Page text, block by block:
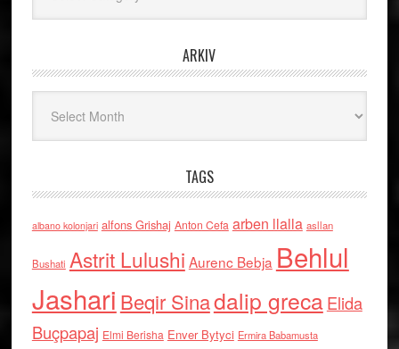
ARKIV
TAGS
albano kolonjari alfons Grishaj Anton Cefa arben llalla asllan
Bushati Astrit Lulushi Aurenc Bebja Behlul
Jashari Beqir Sinadalip grecaElida
Buçpapaj Elmi Berisha Enver Bytyci Ermira Babamusta